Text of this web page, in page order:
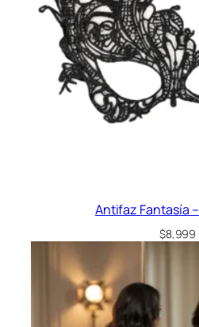
Antifaz Fantasía
$8,999